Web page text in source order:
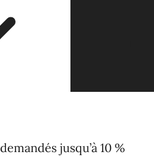
jusqu’à 10 %